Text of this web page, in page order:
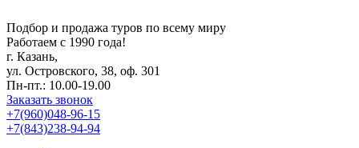
Подбор и продажа туров по всему миру
Работаем с 1990 года!
г. Казань,
ул. Островского, 38, оф. 301
Пн-пт.: 10.00-19.00
Заказать звонок
+7(960)048-96-15
+7(843)238-94-94